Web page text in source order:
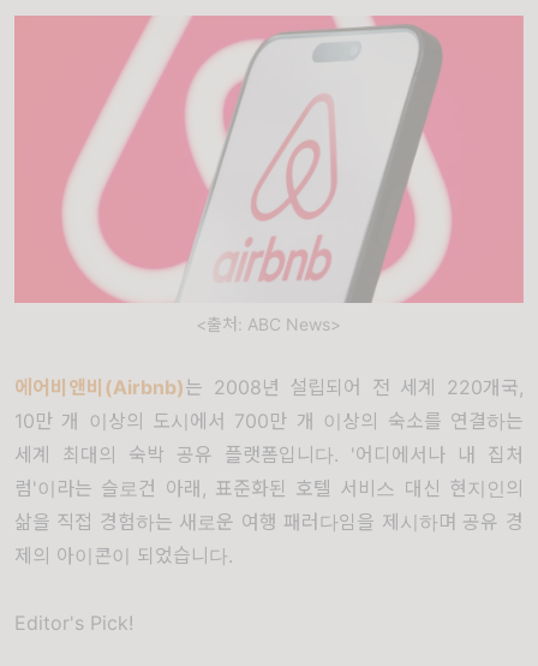
<출처: ABC News>
에어비앤비(Airbnb)는 2008년 설립되어 전 세계 220개국,
10만 개 이상의 도시에서 700만 개 이상의 숙소를 연결하는
세계 최대의 숙박 공유 플랫폼입니다. '어디에서나 내 집처
럼'이라는 슬로건 아래, 표준화된 호텔 서비스 대신 현지인의
삶을 직접 경험하는 새로운 여행 패러다임을 제시하며 공유 경
제의 아이콘이 되었습니다.
Editor's Pick!